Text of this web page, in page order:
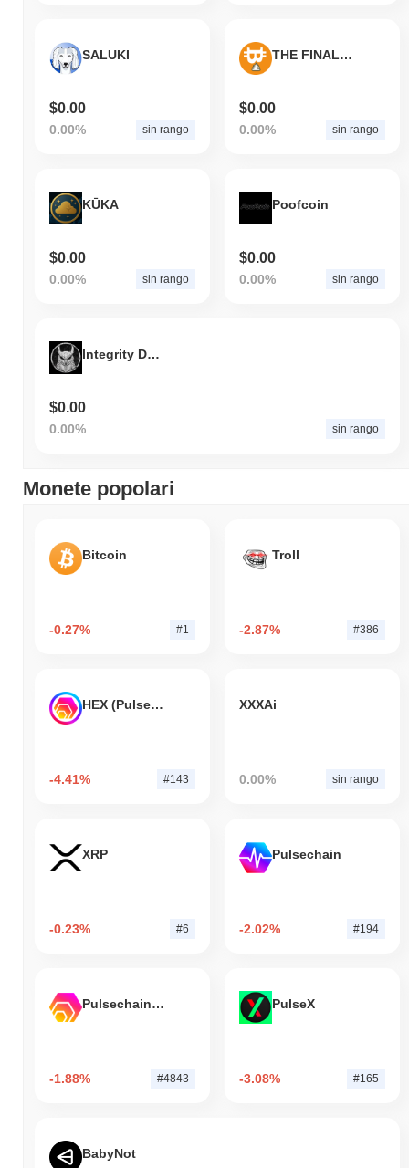
SALUKI
$0.00
0.00% sin rango
THE FINAL BITCOIN
$0.00
0.00% sin rango
KŪKA
$0.00
0.00% sin rango
Poofcoin
$0.00
0.00% sin rango
Integrity DAO
$0.00
0.00% sin rango
Monete popolari
Bitcoin
-0.27% #1
Troll
-2.87% #386
HEX (Pulsechain)
-4.41% #143
XXXAi
0.00% sin rango
XRP
-0.23% #6
Pulsechain
-2.02% #194
Pulsechain Bridged HEX (Pulsechain)
-1.88% #4843
PulseX
-3.08% #165
BabyNot